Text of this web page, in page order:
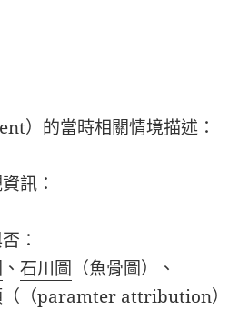
）的當時相關情境描述：
訊：
：
、石川圖 （魚骨圖）、
（paramter attribution）